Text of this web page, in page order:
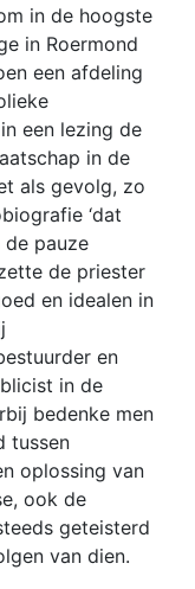
in de hoogste
in Roermond
een afdeling
een lezing de
in de
als gevolg, zo
‘dat
de pauze
de priester
en idealen in
en
in de
bedenke men
tussen
oplossing van
ook de
geteisterd
van dien.